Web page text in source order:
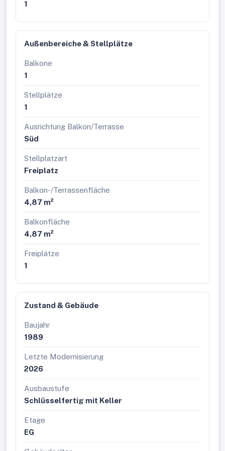
Bedarf abgerechnet.
Die Wohnanlage wurde Ende der 80er Jahre errichtet
(Erstbezug 10/1989) und laufend instandgehalten.
Wesentliche Bereiche wurden bereits saniert, wobei –
Erhaltungsmaßnahmen einzuplanen sind.
Bereits durchgeführte Sanierungen:
Schlosserarbeiten (Balkongeländer, Vordächer,
Erneuerung von Balkon- und Terrassenbelägen
inkl. Abdichtungen
Wärmedämmung der Fassade und des
Sockelbereichs
Kellerdeckendämmung
Malerarbeiten in den Stiegenhäusern
Teilweise Modernisierung der Sprechanlagen
Aktuell in Abstimmung:
Sanierung der Müllplätze
Aufgrund des Gebäudealters mittelfristig zu
erwartende Maßnahmen:
Erneuerung der Dachflächen
gesetzten Maßnahmen tragen zur langfristigen
Sicherung der Gebäudequalität und
Frau Vitale unter050 338-6011
Sie sind an weiteren Wohnungs- bzw.
Gewerbeangeboten interessiert? Ein vielfältiges
Angebot finden Sie auf unserer Website
Zur WAG-Immobiliensuche:
Zur WAG-Wohnungsanmeldung:
Gerne beraten wir Sie persönlich über unser vielfältiges
1
Außenbereiche & Stellplätze
Balkone
1
Stellplätze
1
Ausrichtung Balkon/Terrasse
Süd
Stellplatzart
Freiplatz
Balkon-/Terrassenfläche
4,87 m²
Balkonfläche
4,87 m²
Freiplätze
1
Zustand & Gebäude
Baujahr
1989
Letzte Modernisierung
2026
Ausbaustufe
Schlüsselfertig mit Keller
Etage
EG